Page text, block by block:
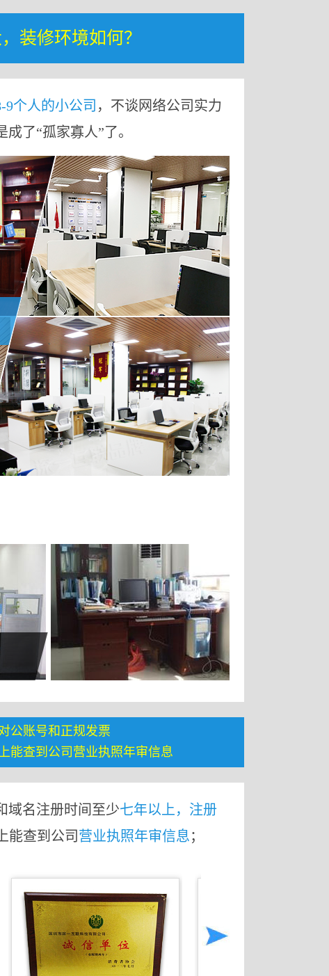
装修环境如何？
9个人的小公司 ，不谈网络公司实力
成了“孤家寡人”了。
公账号和正规发票
能查到公司营业执照年审信息
域名注册时间至少七年以上，注册
能查到公司 营业执照年审信息；